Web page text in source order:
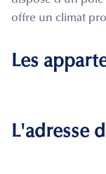
offre un climat
Les
L'adresse